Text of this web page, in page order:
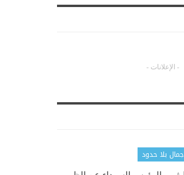
- الإعلانات -
جمال بلا حدود